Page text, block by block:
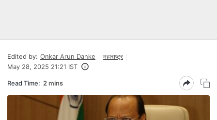
Edited by: Onkar Arun Danke
महाराष्ट्र
May 28, 2025 21:21 IST
Read Time: 2 mins